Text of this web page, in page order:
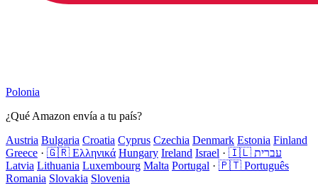
Polonia
¿Qué Amazon envía a tu país?
Austria Bulgaria Croatia Cyprus Czechia Denmark Estonia Finland
Greece · 🇬🇷 Ελληνικά Hungary Ireland Israel ·
🇮🇱 עברית
Latvia Lithuania Luxembourg Malta Portugal · 🇵🇹 Português
Romania Slovakia Slovenia